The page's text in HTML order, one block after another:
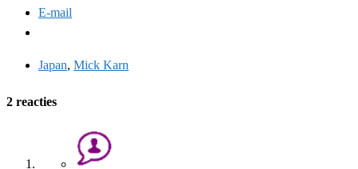
E-mail
Japan, Mick Karn
2 reacties